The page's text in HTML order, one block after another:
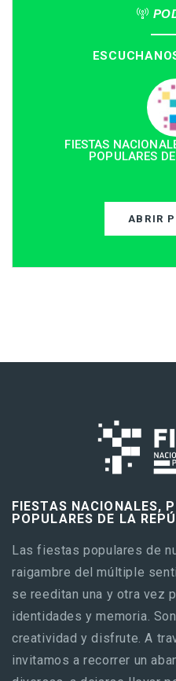
FIESTAS
POPULARES
ABRIR
FIESTAS NACIONALES,
POPULARES DE LA
Las fiestas populares de
raigambre del múltiple
se reeditan una y otra vez
identidades y memoria.
creatividad y disfrute. A
invitamos a recorrer un